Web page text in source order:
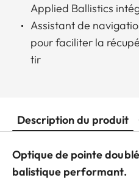
Applied Ballistics
Assistant de
pour faciliter la
tir
Description du produit
Optique de pointe
balistique performant.